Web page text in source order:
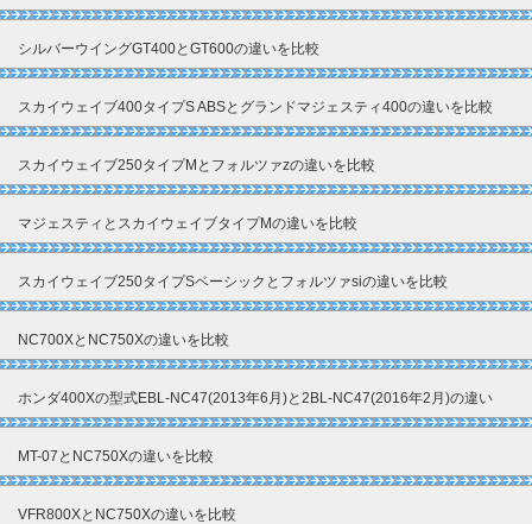
シルバーウイングGT400とGT600の違いを比較
スカイウェイブ400タイプS ABSとグランドマジェスティ400の違いを比較
スカイウェイブ250タイプMとフォルツァzの違いを比較
マジェスティとスカイウェイブタイプMの違いを比較
スカイウェイブ250タイプSベーシックとフォルツァsiの違いを比較
NC700XとNC750Xの違いを比較
ホンダ400Xの型式EBL-NC47(2013年6月)と2BL-NC47(2016年2月)の違い
MT-07とNC750Xの違いを比較
VFR800XとNC750Xの違いを比較